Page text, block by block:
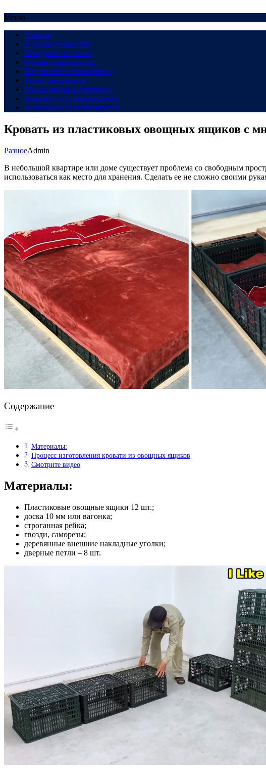
Меню
Главная
В сердце общества
Созидание и рынок
Финансовый компас
В пути: все о транспорте
Техно-революция
Рынок жилья в динамике
Здоровье под микроскопом
Инновации и возможности
Кровать из пластиковых овощных ящиков с
РазноеAdmin
В небольшой квартире или доме существует проблема со свободным
использоваться как место для хранения. Сделать ее не сложно своими
Содержание
Материалы:
Процесс изготовления кровати из овощных ящиков
Смотрите видео
Материалы:
Пластиковые овощные ящики 12 шт.;
доска 10 мм или вагонка;
строганная рейка;
гвозди, саморезы;
деревянные внешние накладные уголки;
дверные петли – 8 шт.